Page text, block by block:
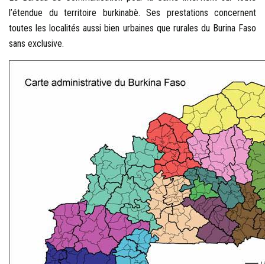
l’étendue du territoire burkinabè. Ses prestations concernent
toutes les localités aussi bien urbaines que rurales du Burina Faso
sans exclusive.